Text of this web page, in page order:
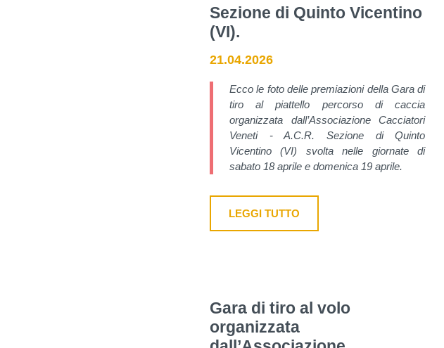
Sezione di Quinto Vicentino
(VI).
21.04.2026
Ecco le foto delle premiazioni della Gara di
tiro al piattello percorso di caccia
organizzata dall’Associazione Cacciatori
Veneti - A.C.R. Sezione di Quinto
Vicentino (VI) svolta nelle giornate di
sabato 18 aprile e domenica 19 aprile.
LEGGI TUTTO
Gara di tiro al volo
organizzata